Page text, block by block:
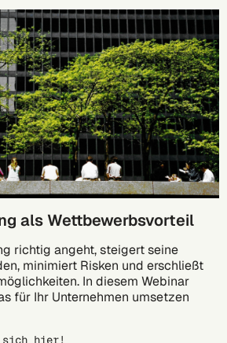
als Wettbewerbsvorteil
richtig angeht, steigert seine
minimiert Risken und erschließt
In diesem Webinar
für Ihr Unternehmen umsetzen